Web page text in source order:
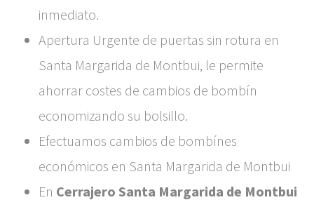
inmediato.
Apertura Urgente de puertas sin rotura en
Santa Margarida de Montbui, le permite
ahorrar costes de cambios de bombín
economizando su bolsillo.
Efectuamos cambios de bombínes
económicos en Santa Margarida de Montbui
En Cerrajero Santa Margarida de Montbui